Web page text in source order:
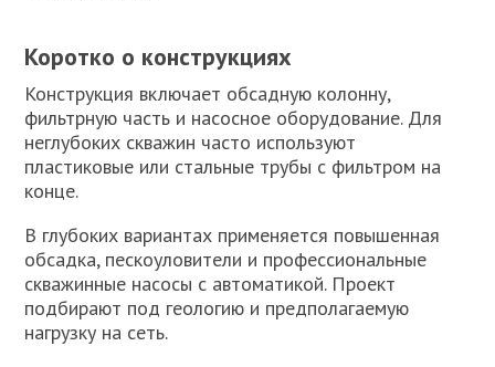
Коротко о конструкциях
Конструкция включает обсадную колонну,
фильтрную часть и насосное оборудование. Для
неглубоких скважин часто используют
пластиковые или стальные трубы с фильтром на
конце.
В глубоких вариантах применяется повышенная
обсадка, пескоуловители и профессиональные
скважинные насосы с автоматикой. Проект
подбирают под геологию и предполагаемую
нагрузку на сеть.